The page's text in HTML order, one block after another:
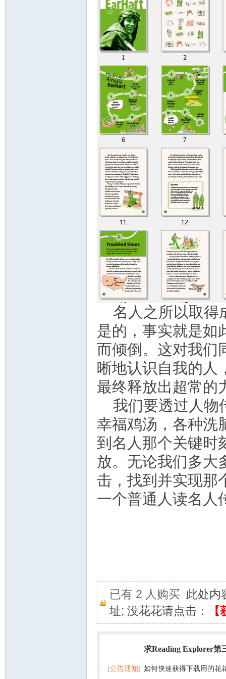
名人之所以取得
是的，事实就是如
而倾倒。这对我们
晰地认识自我的人
最终释放出超常的
我们要透过人物
幸福鸡汤，各种洗
到名人那个关键时
放。无论我们多大
击，找到并实现那
一个普通人读名人
已有 2 人购买 此处内
址; 没花花请点击：
求Reading Explorer第
[公告通知] 如何快速获得下载用的花